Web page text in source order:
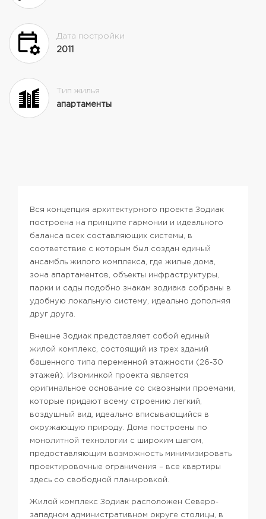
Дата постройки
2011
Тип жилья
апартаменты
Вся концепция архитектурного проекта Зодиак
построена на принципе гармонии и идеального
баланса всех составляющих системы, в
соответствие с которым был создан единый
ансамбль жилого комплекса, где жилые дома,
зона апартаментов, объекты инфраструктуры,
парки и сады подобно знакам зодиака собраны в
удобную локальную систему, идеально дополняя
друг друга.
Внешне Зодиак представляет собой единый
жилой комплекс, состоящий из трех зданий
башенного типа переменной этажности (26-30
этажей).
Изюминкой проекта является
оригинальное основание со сквозными проемами,
которые придают всему строению легкий,
воздушный вид, идеально вписывающийся в
окружающую природу.
Дома построены по
монолитной технологии с широким шагом,
предоставляющим возможность минимизировать
проектировочные ограничения – все квартиры
здесь со свободной планировкой.
Жилой комплекс Зодиак расположен Северо-
западном административном округе столицы, в